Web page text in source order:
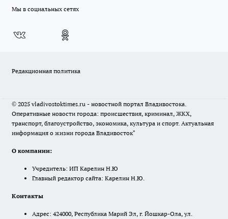
Мы в социальных сетях
Редакционная политика
© 2025 vladivostoktimes.ru - новостной портал Владивостока.
Оперативные новости города: происшествия, криминал, ЖКХ,
транспорт, благоустройство, экономика, культура и спорт. Актуальная
информация о жизни города Владивосток"
О компании:
Учредитель: ИП Карелин Н.Ю
Главный редактор сайта: Карелин Н.Ю.
Контакты
Адрес: 424000, Республика Марий Эл, г. Йошкар-Ола, ул.